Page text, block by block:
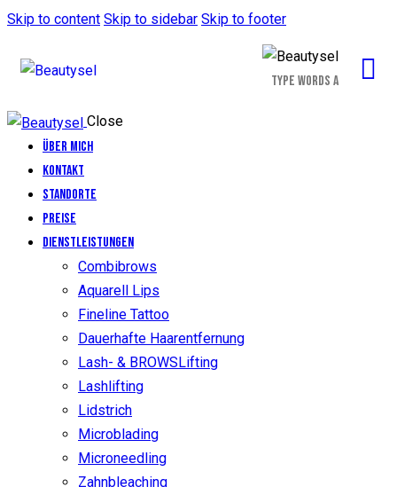
Skip to content Skip to sidebar Skip to footer
Close
Über Mich
Kontakt
Standorte
Preise
Dienstleistungen
Combibrows
Aquarell Lips
Fineline Tattoo
Dauerhafte Haarentfernung
Lash- & BROWSLifting
Lashlifting
Lidstrich
Microblading
Microneedling
Zahnbleaching